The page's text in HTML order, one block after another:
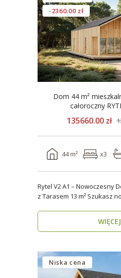
-2360.00 zł
Dom 44 m²
całoroczny
135660.00 zł
44 m² x3
Rytel V2 A1 – Nowoczesny
z Tarasem 13 m² Szukasz nowoczesnego i
WIĘCEJ
Niska cena